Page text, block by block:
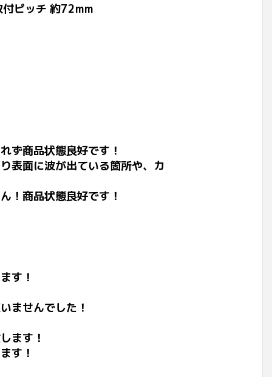
ピッチ 約72mm
ず商品状態良好です！
表面に波が出ている箇所や、カ
！商品状態良好です！
す！
ませんでした！
ます！
す！